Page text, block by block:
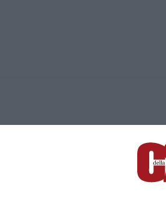
mare 6/G, S.Eufemia, Lamezia Terme (CZ)
Terme 5/2011 - Direttore responsabile